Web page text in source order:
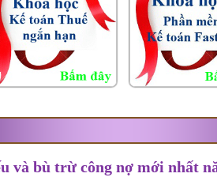
và bù trừ công nợ mới nhất